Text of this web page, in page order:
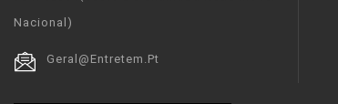
Nacional)
Geral@entretem.pt